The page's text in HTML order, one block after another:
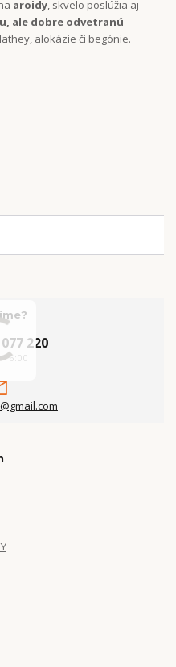
aroidy, skvelo poslúžia aj
ale dobre odvetranú
alokázie či begónie.
220
16:00